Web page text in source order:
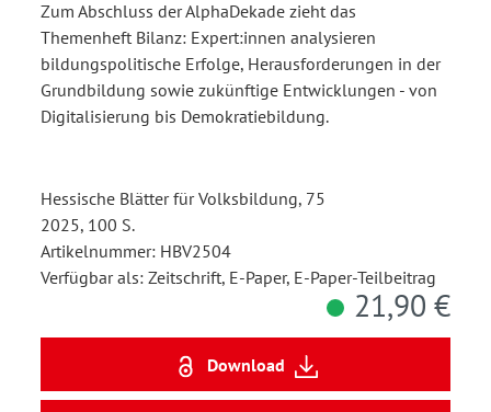
Zum Abschluss der AlphaDekade zieht das
Themenheft Bilanz: Expert:innen analysieren
bildungspolitische Erfolge, Herausforderungen in der
Grundbildung sowie zukünftige Entwicklungen - von
Digitalisierung bis Demokratiebildung.
Hessische Blätter für Volksbildung, 75
2025, 100 S.
Artikelnummer: HBV2504
Verfügbar als: Zeitschrift, E-Paper, E-Paper-Teilbeitrag
21,90 €
Download